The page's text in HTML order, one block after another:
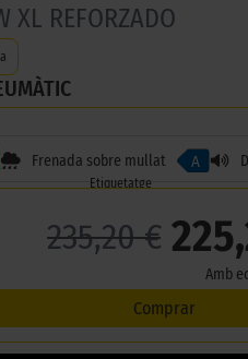
XL REFORZADO
Frenada sobre mullat A
Etiquetatge
235,20 €
Amb
Comprar